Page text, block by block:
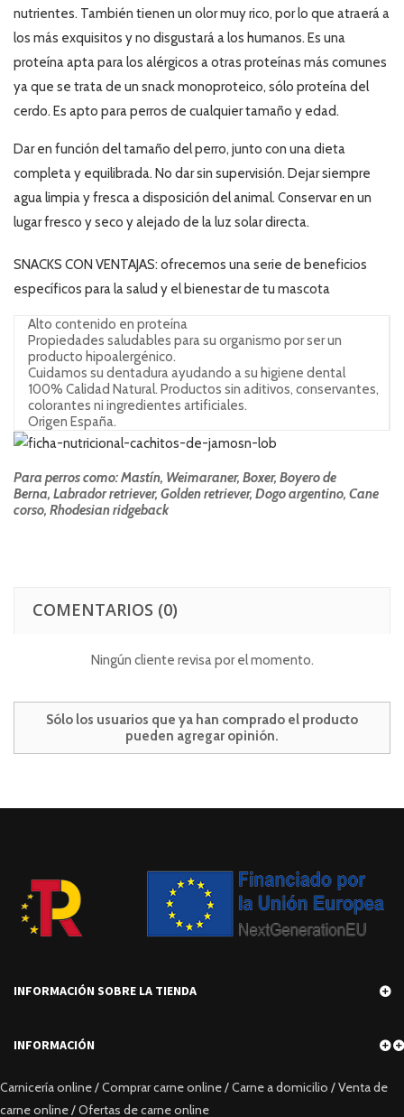
nutrientes. También tienen un olor muy rico, por lo que atraerá a
los más exquisitos y no disgustará a los humanos. Es una
proteína apta para los alérgicos a otras proteínas más comunes
ya que se trata de un snack monoproteico, sólo proteína del
cerdo. Es apto para perros de cualquier tamaño y edad.
Dar en función del tamaño del perro, junto con una dieta
completa y equilibrada. No dar sin supervisión. Dejar siempre
agua limpia y fresca a disposición del animal. Conservar en un
lugar fresco y seco y alejado de la luz solar directa.
SNACKS CON VENTAJAS: ofrecemos una serie de beneficios
específicos para la salud y el bienestar de tu mascota
Alto contenido en proteína
Propiedades saludables para su organismo por ser un
producto hipoalergénico.
Cuidamos su dentadura ayudando a su higiene dental
100% Calidad Natural. Productos sin aditivos, conservantes,
colorantes ni ingredientes artificiales.
Origen España.
Para perros como: Mastín, Weimaraner, Boxer, Boyero de
Berna, Labrador retriever, Golden retriever, Dogo argentino, Cane
corso, Rhodesian ridgeback
COMENTARIOS (0)
Ningún cliente revisa por el momento.
Sólo los usuarios que ya han comprado el producto
pueden agregar opinión.
INFORMACIÓN SOBRE LA TIENDA
INFORMACIÓN
Carnicería online / Comprar carne online / Carne a domicilio / Venta de
carne online / Ofertas de carne online